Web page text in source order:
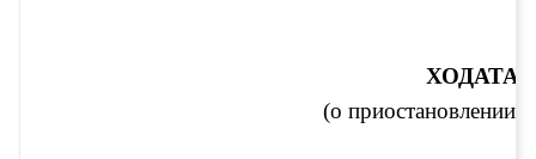
(о приостановлении